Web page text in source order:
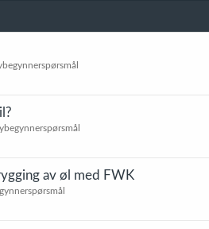
av øl med FWK